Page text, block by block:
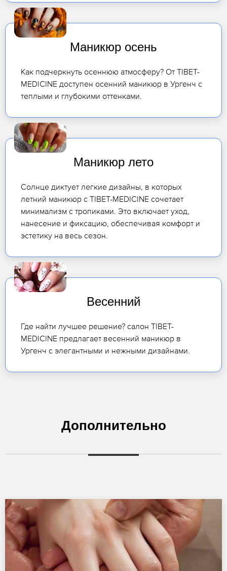
Маникюр осень
Как подчеркнуть осеннюю атмосферу? От TIBET-
MEDICINE доступен осенний маникюр в Ургенч с
теплыми и глубокими оттенками.
Маникюр лето
Солнце диктует легкие дизайны, в которых
летний маникюр с TIBET-MEDICINE сочетает
минимализм с тропиками. Это включает уход,
нанесение и фиксацию, обеспечивая комфорт и
эстетику на весь сезон.
Весенний
Где найти лучшее решение? салон TIBET-
MEDICINE предлагает весенний маникюр в
Ургенч с элегантными и нежными дизайнами.
Дополнительно